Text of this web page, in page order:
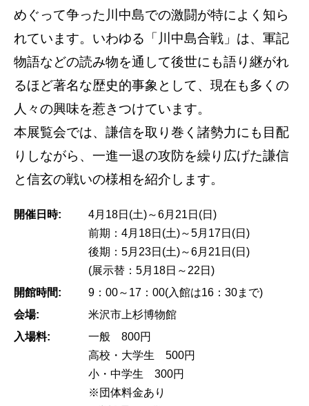
めぐって争った川中島での激闘が特によく知ら
れています。いわゆる「川中島合戦」は、軍記
物語などの読み物を通して後世にも語り継がれ
るほど著名な歴史的事象として、現在も多くの
人々の興味を惹きつけています。
本展覧会では、謙信を取り巻く諸勢力にも目配
りしながら、一進一退の攻防を繰り広げた謙信
と信玄の戦いの様相を紹介します。
開催日時:
4月18日(土)～6月21日(日)
前期：4月18日(土)～5月17日(日)
後期：5月23日(土)～6月21日(日)
(展示替：5月18日～22日)
開館時間:
9：00～17：00(入館は16：30まで)
会場:
米沢市上杉博物館
入場料:
一般 800円
高校・大学生 500円
小・中学生 300円
※団体料金あり